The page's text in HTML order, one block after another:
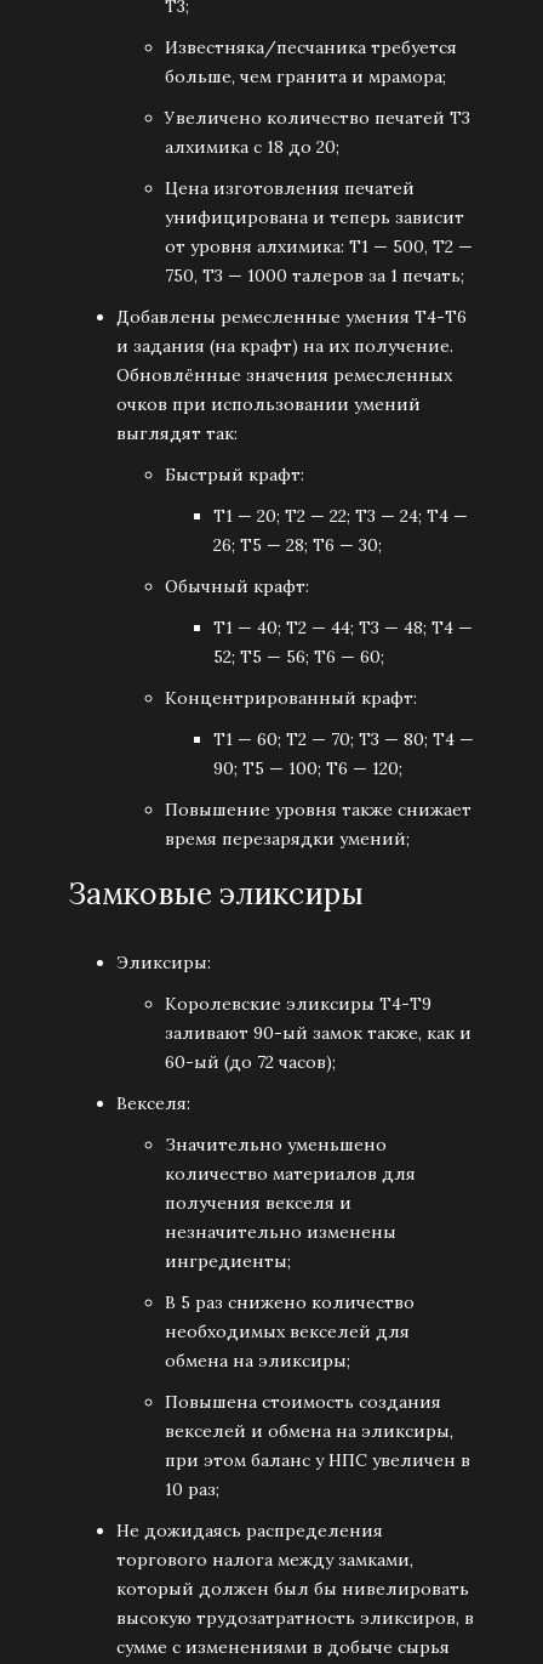
Т3;
Известняка/песчаника требуется
больше, чем гранита и мрамора;
Увеличено количество печатей Т3
алхимика с 18 до 20;
Цена изготовления печатей
унифицирована и теперь зависит
от уровня алхимика: Т1 — 500, Т2 —
750, Т3 — 1000 талеров за 1 печать;
Добавлены ремесленные умения Т4-Т6
и задания (на крафт) на их получение.
Обновлённые значения ремесленных
очков при использовании умений
выглядят так:
Быстрый крафт:
T1 — 20; T2 — 22; T3 — 24; T4 —
26; T5 — 28; T6 — 30;
Обычный крафт:
T1 — 40; T2 — 44; T3 — 48; T4 —
52; T5 — 56; T6 — 60;
Концентрированный крафт:
T1 — 60; T2 — 70; T3 — 80; T4 —
90; T5 — 100; T6 — 120;
Повышение уровня также снижает
время перезарядки умений;
Замковые эликсиры
Эликсиры:
Королевские эликсиры Т4-Т9
заливают 90-ый замок также, как и
60-ый (до 72 часов);
Векселя:
Значительно уменьшено
количество материалов для
получения векселя и
незначительно изменены
ингредиенты;
В 5 раз снижено количество
необходимых векселей для
обмена на эликсиры;
Повышена стоимость создания
векселей и обмена на эликсиры,
при этом баланс у НПС увеличен в
10 раз;
Не дожидаясь распределения
торгового налога между замками,
который должен был бы нивелировать
высокую трудозатратность эликсиров, в
сумме с изменениями в добыче сырья